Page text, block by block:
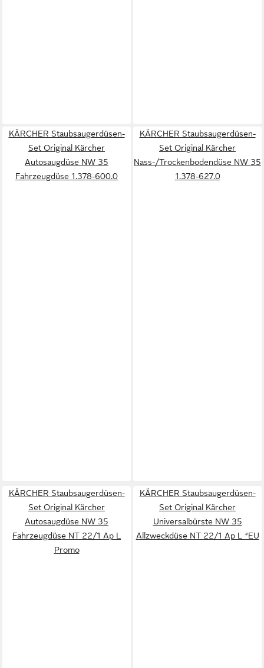
KÄRCHER Staubsaugerdüsen-
Set Original Kärcher
Autosaugdüse NW 35
Fahrzeugdüse 1.378-600.0
KÄRCHER Staubsaugerdüsen-
Set Original Kärcher
Nass-/Trockenbodendüse NW 35
1.378-627.0
KÄRCHER Staubsaugerdüsen-
Set Original Kärcher
Autosaugdüse NW 35
Fahrzeugdüse NT 22/1 Ap L
Promo
KÄRCHER Staubsaugerdüsen-
Set Original Kärcher
Universalbürste NW 35
Allzweckdüse NT 22/1 Ap L *EU